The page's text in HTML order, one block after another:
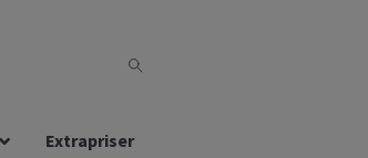
Extrapriser